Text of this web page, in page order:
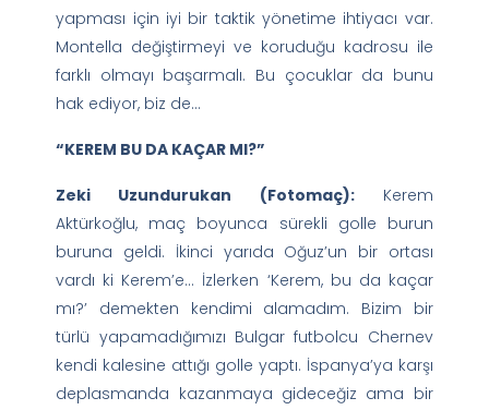
yapması için iyi bir taktik yönetime ihtiyacı var.
Montella değiştirmeyi ve koruduğu kadrosu ile
farklı olmayı başarmalı. Bu çocuklar da bunu
hak ediyor, biz de…
“KEREM BU DA KAÇAR MI?”
Zeki Uzundurukan (Fotomaç):Kerem
Aktürkoğlu, maç boyunca sürekli golle burun
buruna geldi. İkinci yarıda Oğuz’un bir ortası
vardı ki Kerem’e… İzlerken ‘Kerem, bu da kaçar
mı?’ demekten kendimi alamadım. Bizim bir
türlü yapamadığımızı Bulgar futbolcu Chernev
kendi kalesine attığı golle yaptı. İspanya’ya karşı
deplasmanda kazanmaya gideceğiz ama bir